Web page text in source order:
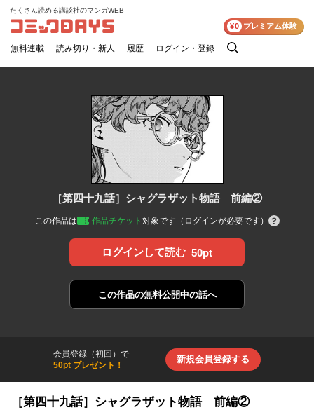
コミックDAYS
たくさん読める講談社のマンガWEB
無料連載 読み切り・新人 履歴 ログイン・登録
検
¥0 プレミアム体験
［第四十九話］シャグラザット物語 前編②
この作品は 作品チケット 対象です（ログインが必要です）
ログインして読む 50pt
この作品の無料公開中の話へ
会員登録（初回）で
50pt プレゼント！
新規会員登録する
［第四十九話］シャグラザット物語 前編②